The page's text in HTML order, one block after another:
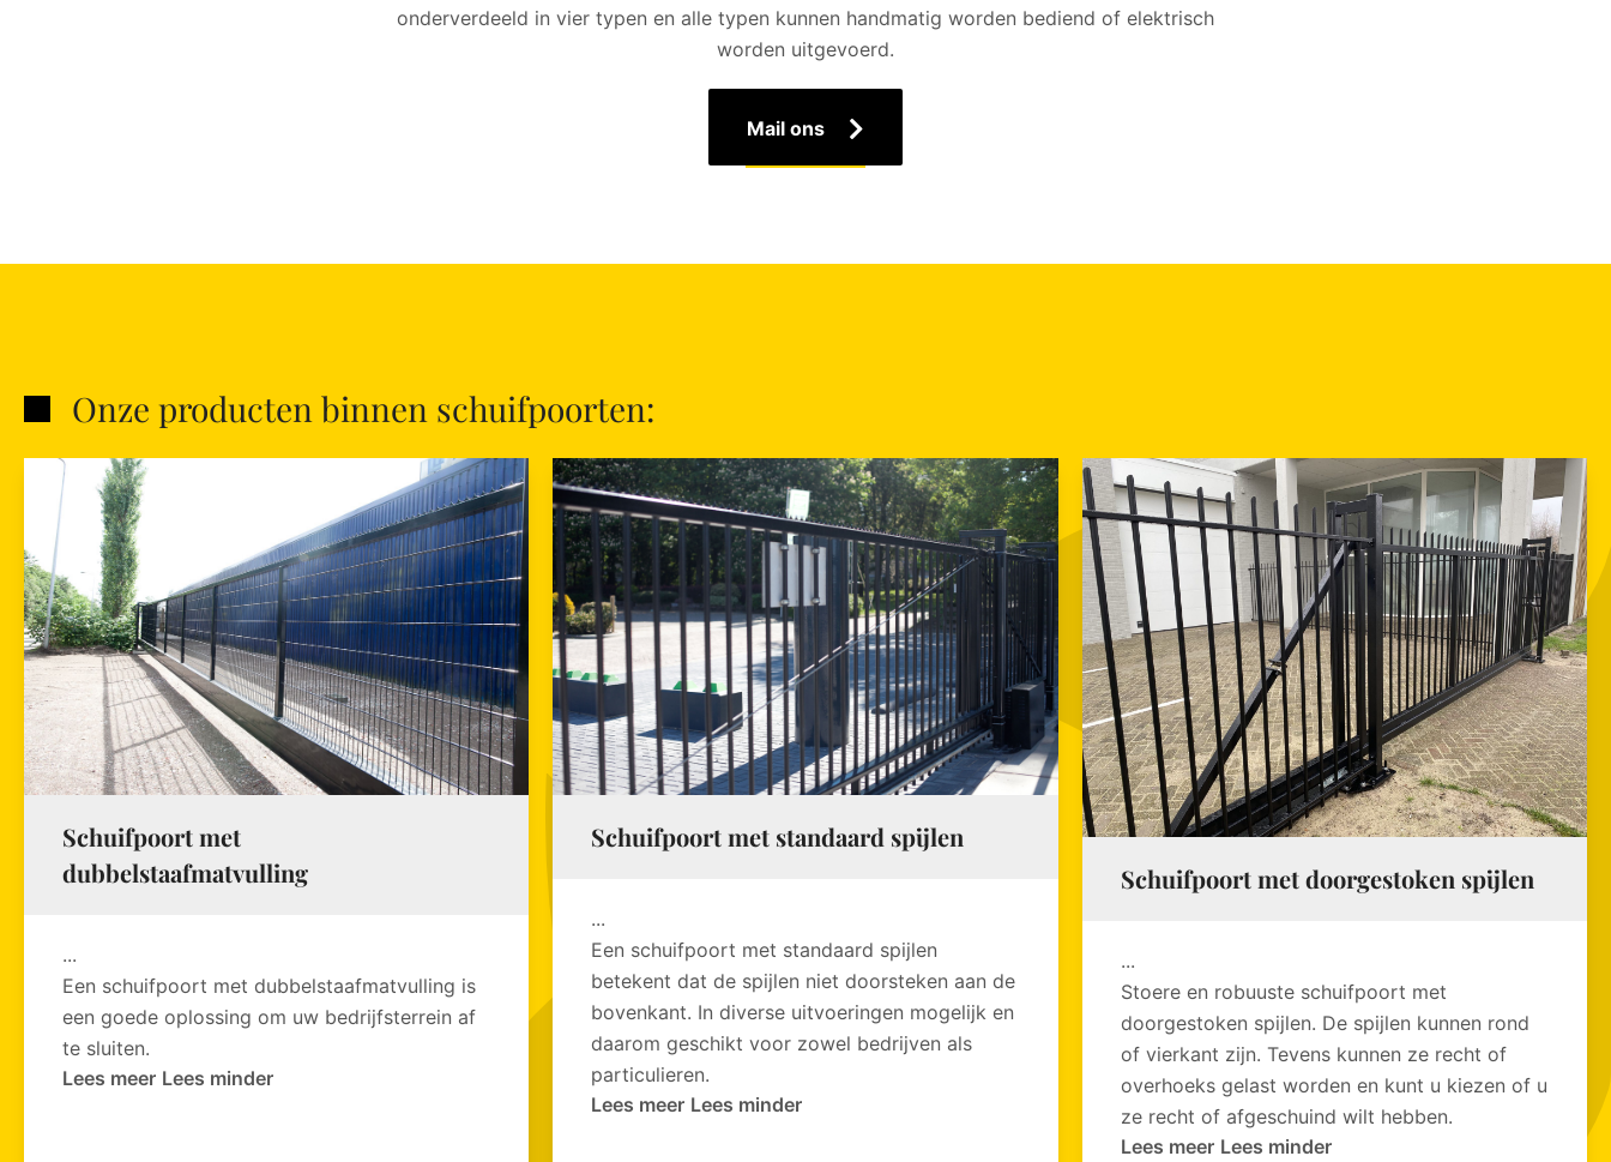
onderverdeeld in vier typen en alle typen kunnen handmatig worden bediend of elektrisch
worden uitgevoerd.
Mail ons
Onze producten binnen schuifpoorten:
Schuifpoort met
dubbelstaafmatvulling
...
Een schuifpoort met dubbelstaafmatvulling is
een goede oplossing om uw bedrijfsterrein af
te sluiten.
Lees meer Lees minder
Schuifpoort met standaard spijlen
...
Een schuifpoort met standaard spijlen
betekent dat de spijlen niet doorsteken aan de
bovenkant. In diverse uitvoeringen mogelijk en
daarom geschikt voor zowel bedrijven als
particulieren.
Lees meer Lees minder
Schuifpoort met doorgestoken spijlen
...
Stoere en robuuste schuifpoort met
doorgestoken spijlen. De spijlen kunnen rond
of vierkant zijn. Tevens kunnen ze recht of
overhoeks gelast worden en kunt u kiezen of u
ze recht of afgeschuind wilt hebben.
Lees meer Lees minder